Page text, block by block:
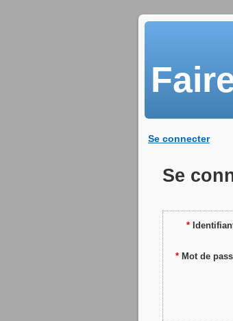
Se connecter
Se
*
* Mot de